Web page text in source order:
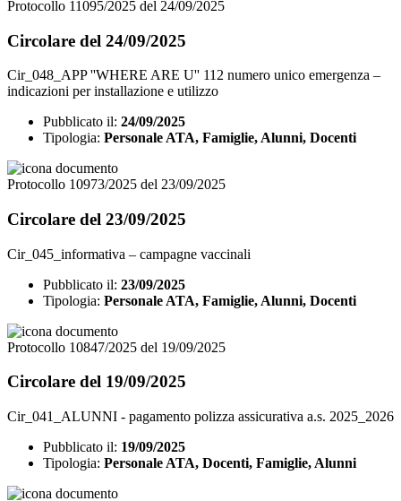
Protocollo 11095/2025 del 24/09/2025
Circolare del 24/09/2025
Cir_048_APP ''WHERE ARE U'' 112 numero unico emergenza –
indicazioni per installazione e utilizzo
Pubblicato il: 24/09/2025
Tipologia: Personale ATA, Famiglie, Alunni, Docenti
Protocollo 10973/2025 del 23/09/2025
Circolare del 23/09/2025
Cir_045_informativa – campagne vaccinali
Pubblicato il: 23/09/2025
Tipologia: Personale ATA, Famiglie, Alunni, Docenti
Protocollo 10847/2025 del 19/09/2025
Circolare del 19/09/2025
Cir_041_ALUNNI - pagamento polizza assicurativa a.s. 2025_2026
Pubblicato il: 19/09/2025
Tipologia: Personale ATA, Docenti, Famiglie, Alunni